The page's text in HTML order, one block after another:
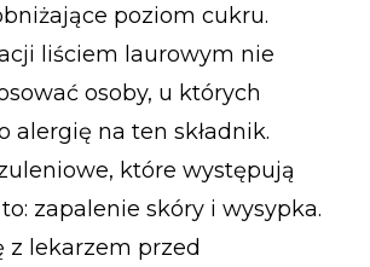
poziom cukru.
liściem laurowym nie
osoby, u których
alergię na ten składnik.
które występują
zapalenie skóry i wysypka.
z lekarzem przed